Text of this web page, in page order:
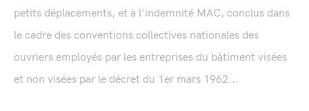
petits déplacements, et à l'indemnité MAC, conclus dans
le cadre des conventions collectives nationales des
ouvriers employés par les entreprises du bâtiment visées
et non visées par le décret du 1er mars 1962...